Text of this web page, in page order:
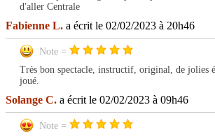
d'aller Centrale
Fabienne L. a écrit le 02/02/2023 à 20h46
Note =
Très bon spectacle, instructif, original, de jolies
joué.
Solange C. a écrit le 02/02/2023 à 09h46
Note =